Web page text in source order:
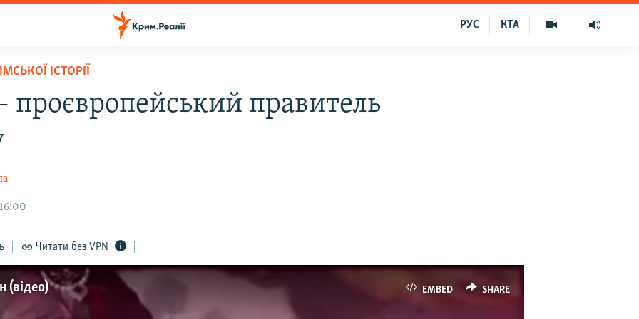
КТА
РУС
ІСТОРІЇ
проєвропейський правитель
Читати без VPN
EMBED SHARE
(відео)